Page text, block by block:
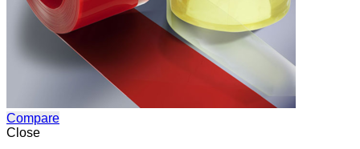
Compare
Close